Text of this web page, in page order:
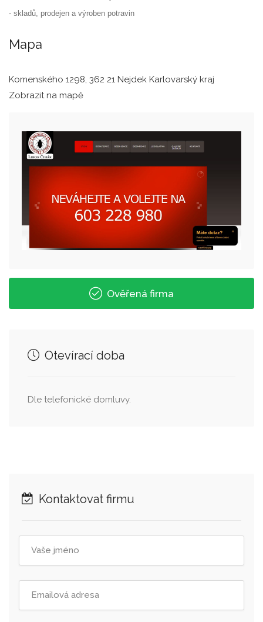
- skladů, prodejen a výroben potravin
Mapa
Komenského 1298, 362 21 Nejdek Karlovarský kraj
Zobrazit na mapě
Ověřená firma
Otevírací doba
Dle telefonické domluvy.
Kontaktovat firmu